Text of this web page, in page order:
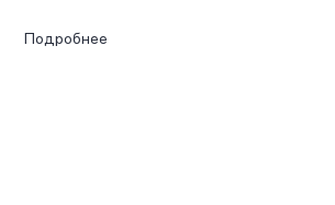
Подробнее